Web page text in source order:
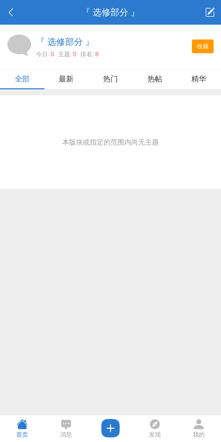
『 选修部分 』
收藏
『 选修部分 』
今日: 0 主题: 0 排名: 8
全部 最新 热门 热帖 精华
本版块或指定的范围内尚无主题
首页 消息 发现 我的